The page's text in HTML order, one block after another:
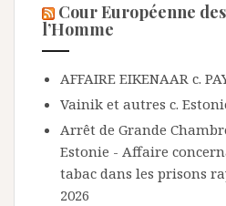
Cour Européenne
l’Homme
AFFAIRE EIKENAAR c.
Vainik et autres c.
Arrêt de Grande
Estonie - Affaire
tabac dans les prisons
2026